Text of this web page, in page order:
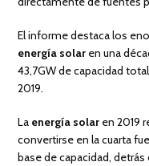
El informe destaca los
energía solar en una
43,7GW de capacidad
2019.
La energía solar en 2019
convertirse en la cuarta
base de capacidad, detrás